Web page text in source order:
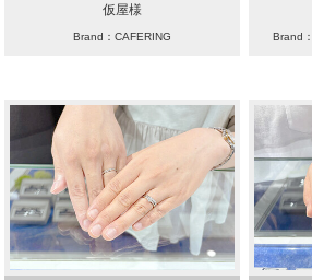
仮屋様
Brand：CAFERING Brand